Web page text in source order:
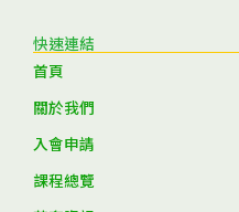
快速連結
首頁
關於我們
入會申請
課程總覽